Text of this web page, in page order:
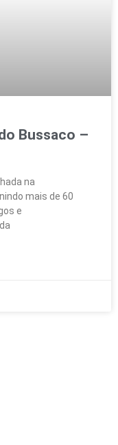
Bussaco –
na
mais de 60
e